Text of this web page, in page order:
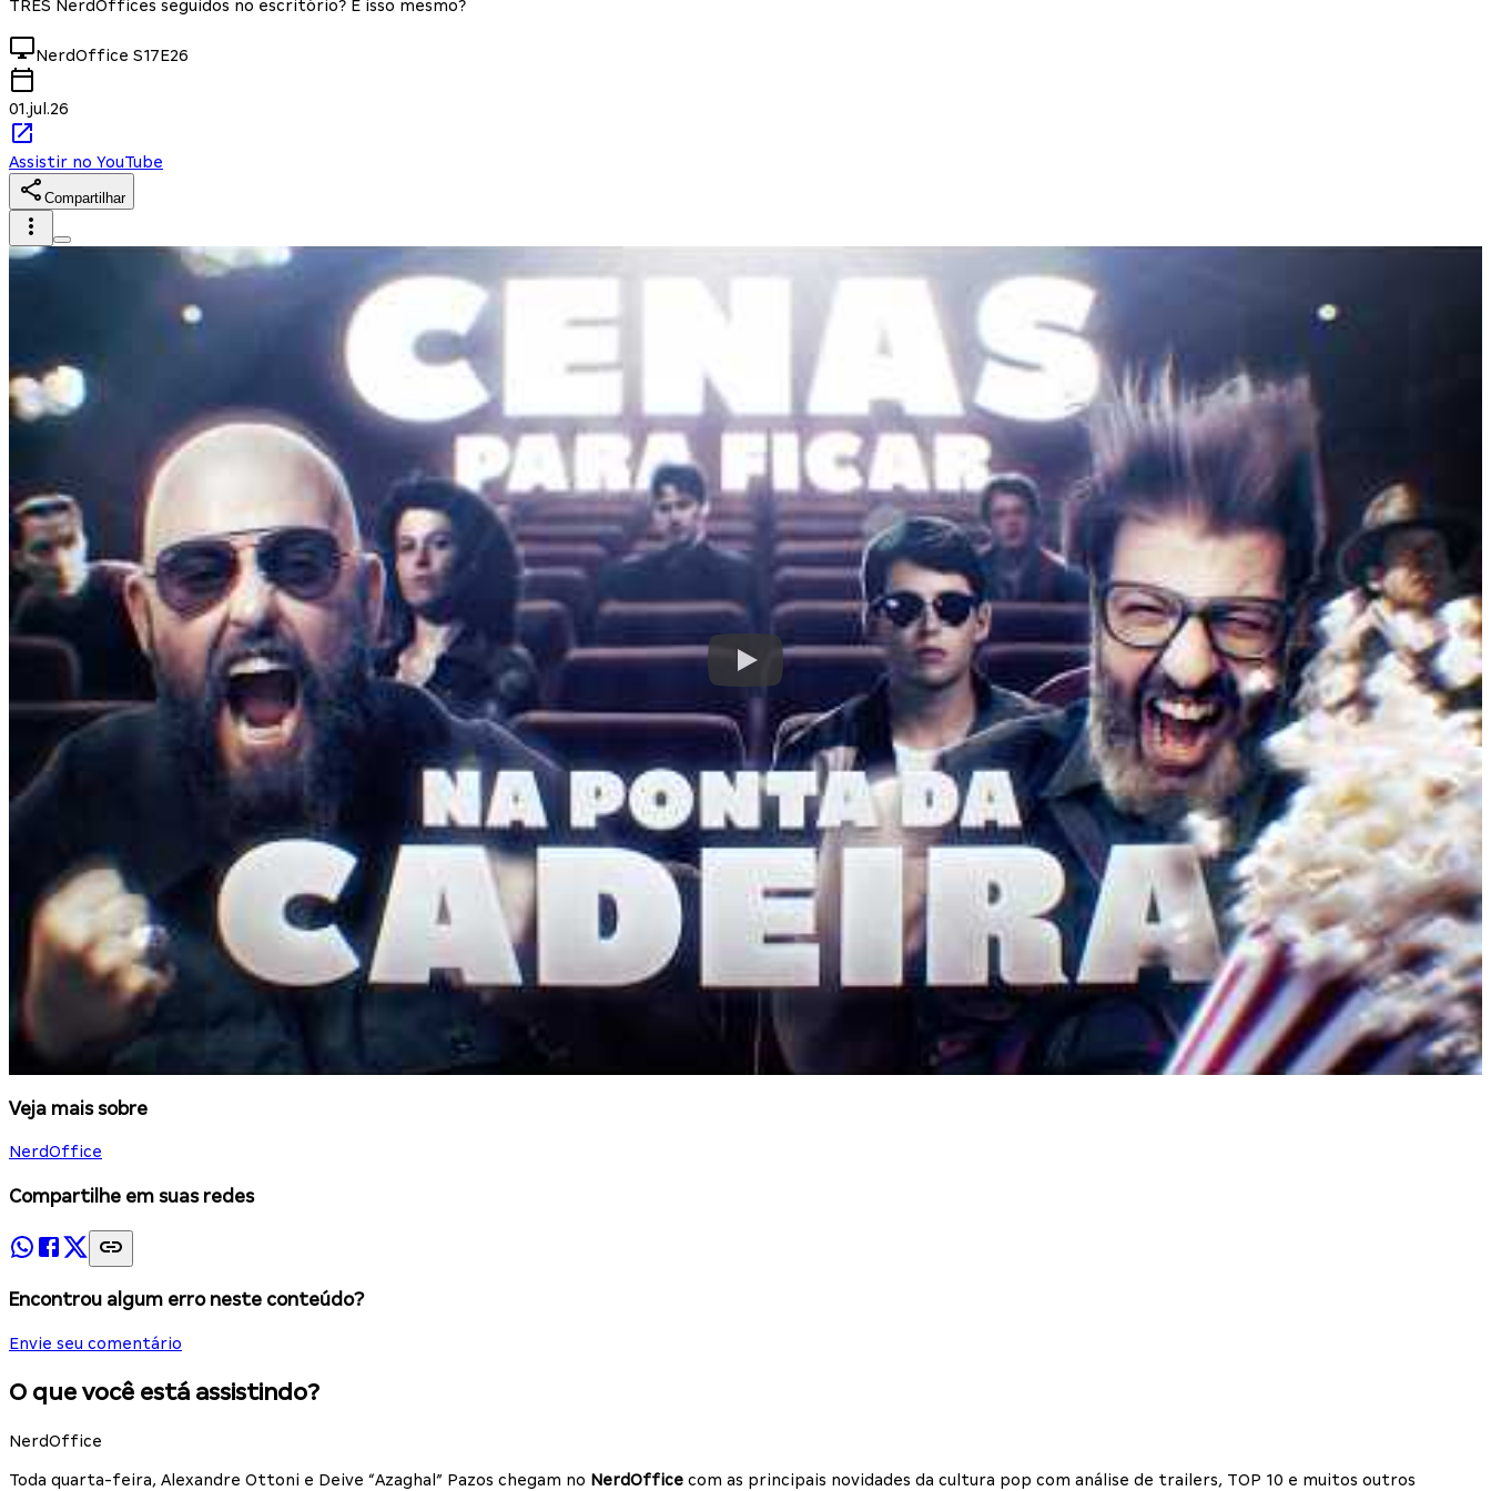
TRÊS NerdOffices seguidos no escritório? É isso mesmo?
NerdOffice S17E26
01.jul.26
Assistir no YouTube
Compartilhar
Veja mais sobre
NerdOffice
Compartilhe em suas redes
Encontrou algum erro neste conteúdo?
Envie seu comentário
O que você está assistindo?
NerdOffice
Toda quarta-feira, Alexandre Ottoni e Deive “Azaghal” Pazos chegam no NerdOffice com as principais novidades da cultura pop com análise de trailers, TOP 10 e muitos outros